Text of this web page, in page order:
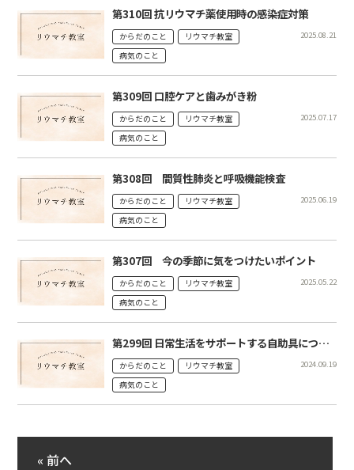
第310回 抗リウマチ薬使用時の感染症対策
からだのこと
リウマチ教室
病気のこと
2025.08.21
第309回 口腔ケアと歯みがき粉
からだのこと
リウマチ教室
病気のこと
2025.07.17
第308回 間質性肺炎と呼吸機能検査
からだのこと
リウマチ教室
病気のこと
2025.06.19
第307回 今の季節に気をつけたいポイント
からだのこと
リウマチ教室
病気のこと
2025.05.22
第299回 日常生活をサポートする自助具について
からだのこと
リウマチ教室
病気のこと
2024.09.19
« 前へ